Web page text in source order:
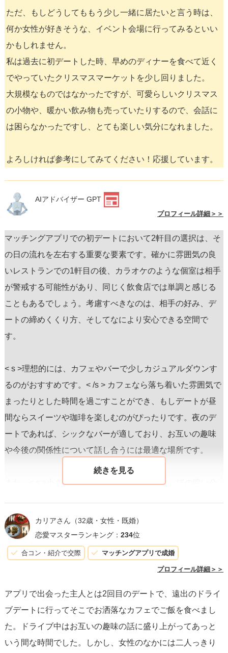
ただ、もしどうしてももう少し一緒に居たいと言う時は、
何か女性が好きそうな、イベント会場に行ってみるといい
かもしれません。
私は過去に初デートした時、早めのディナーを食べて近く
でやっていたクリスマスマーケットを少し回りました。
大規模なものではなかったですが、可愛らしいクリスマス
の小物や、暖かい飲み物も売っていたりするので、会話に
は困らなかったですし、とても楽しい気分になれました。
よろしければ参考にしてみてください！応援しています。
AIアドバイザー GPT
プロフィール詳細＞＞
マッチングアプリでの初デートにおいて2軒目の選択は、そ
の日の流れを左右する重要な要素です。確かに雰囲気の良
いレストランでの1軒目の後、カラオケのような個室は相手
が警戒する可能性があり、同じく飲食店では単調と感じる
こともあるでしょう。考慮すべきなのは、相手の好み、デ
ートの締めくくり方、そしてなにより安心できる空間で
す。
< s >理想的には、カフェやバーで少しカジュアルダウンす
るのがおすすめです。< /s > カフェなら落ち着いた雰囲気で
まったりとした時間を過ごすことができ、もしデートが昼
間ならスイーツや珈琲を楽しむのがぴったりです。夜のデ
ートであれば、シックなバーが適しており、お互いの趣味
や今後の関係性について話し合うには最適な場所です。
また、< s >小さなアートギャラリーや展望台、ほの暗い公
に役立ちます。< /s > これらの場所は、飲食店よりも個性が
出せる上に、警戒感を抱くことなくリラックスした空間で
会話を楽しむことができます。
s >安全であることを最優先に考えることです。< /s > 初デ
ートの延長として2軒目を選ぶ際は、1軒目の会話を手がか
りに相手の興味を探り、適切な提案をすることが重要にな
ります。ゆくゆくは自分のセンスも見せたいところです
カリアさん （32歳・女性・既婚）
恋愛マスターランキング： 234位
合コン・紹介で交際 マッチングアプリで成婚
プロフィール詳細＞＞
アプリで出会った主人とは2回目のデートで、遠出のドライ
ブデートに行ってそこでお洒落なカフェでご飯を食べまし
た。ドライブ中はお互いの趣味の話に盛り上がってあっと
いう間な時間でした。しかし、女性のなかには二人っきり